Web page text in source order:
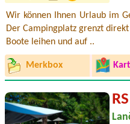
Wir können Ihnen Urlaub im
Der Campingplatz grenzt
Boote leihen und auf ..
Merkbox